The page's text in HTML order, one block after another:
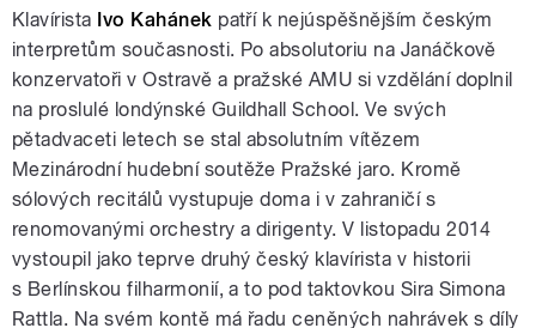
Klavírista Ivo Kahánek patří k nejúspěšnějším českým
interpretům současnosti. Po absolutoriu na Janáčkově
konzervatoři v Ostravě a pražské AMU si vzdělání doplnil
na proslulé londýnské Guildhall School. Ve svých
pětadvaceti letech se stal absolutním vítězem
Mezinárodní hudební soutěže Pražské jaro. Kromě
sólových recitálů vystupuje doma i v zahraničí s
renomovanými orchestry a dirigenty. V listopadu 2014
vystoupil jako teprve druhý český klavírista v historii
s Berlínskou filharmonií, a to pod taktovkou Sira Simona
Rattla. Na svém kontě má řadu ceněných nahrávek s díly